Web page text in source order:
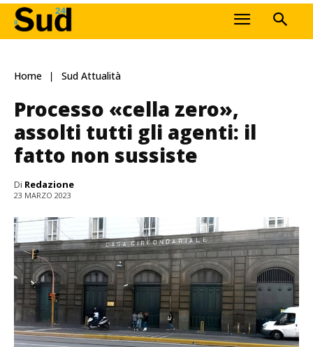
Home Sud Attualità
Processo «cella zero»,
assolti tutti gli agenti: il
fatto non sussiste
Di Redazione
23 MARZO 2023